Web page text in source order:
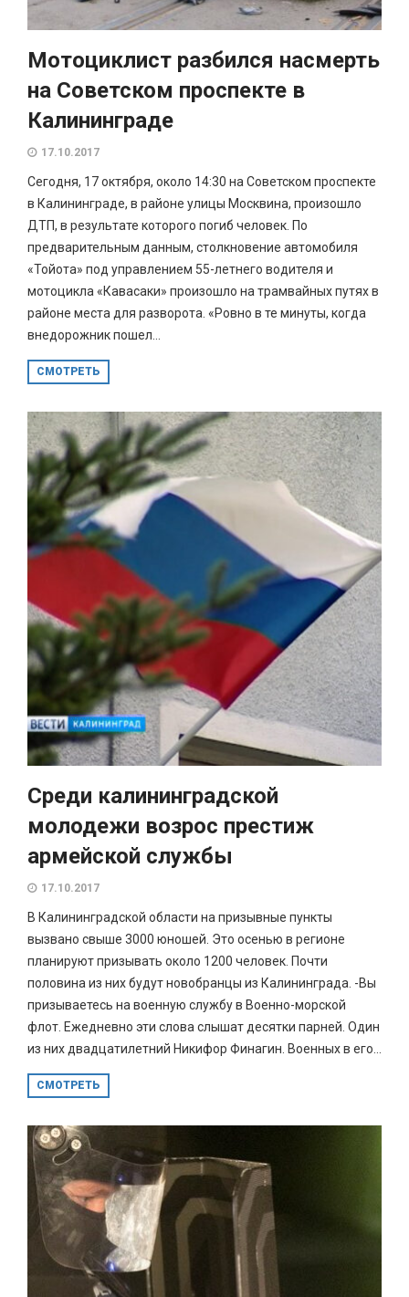
Мотоциклист разбился насмерть
на Советском проспекте в
Калининграде
17.10.2017
Сегодня, 17 октября, около 14:30 на Советском проспекте
в Калининграде, в районе улицы Москвина, произошло
ДТП, в результате которого погиб человек. По
предварительным данным, столкновение автомобиля
«Тойота» под управлением 55-летнего водителя и
мотоцикла «Кавасаки» произошло на трамвайных путях в
районе места для разворота. «Ровно в те минуты, когда
внедорожник пошел...
СМОТРЕТЬ
Среди калининградской
молодежи возрос престиж
армейской службы
17.10.2017
В Калининградской области на призывные пункты
вызвано свыше 3000 юношей. Это осенью в регионе
планируют призывать около 1200 человек. Почти
половина из них будут новобранцы из Калининграда. -Вы
призываетесь на военную службу в Военно-морской
флот. Ежедневно эти слова слышат десятки парней. Один
из них двадцатилетний Никифор Финагин. Военных в его...
СМОТРЕТЬ